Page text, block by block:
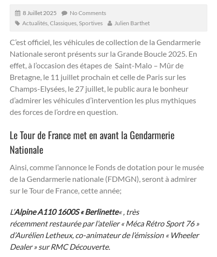
8 Juillet 2025
No Comments
Actualités Classiques Sportives Julien Barthet
C’est officiel, les véhicules de collection de la Gendarmerie
Nationale seront présents sur la Grande Boucle 2025. En
effet, à l’occasion des étapes de Saint-Malo – Mûr de
Bretagne, le 11 juillet prochain et celle de Paris sur les
Champs-Elysées, le 27 juillet, le public aura le bonheur
d’admirer les véhicules d’intervention les plus mythiques
des forces de l’ordre en question.
Le Tour de France met en avant la Gendarmerie
Nationale
Ainsi, comme l’annonce le Fonds de dotation pour le musée
de la Gendarmerie nationale (FDMGN), seront à admirer
sur le Tour de France, cette année;
L’Alpine A110 1600S « Berlinette« , très
récemment restaurée par l’atelier « Méca Rétro Sport 76 »
d’Aurélien Letheux, co-animateur de l’émission « Wheeler
Dealer » sur RMC Découverte.